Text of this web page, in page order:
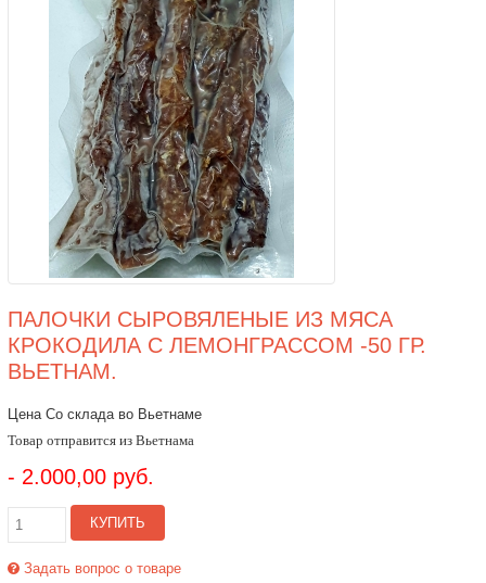
ПАЛОЧКИ СЫРОВЯЛЕНЫЕ ИЗ МЯСА
КРОКОДИЛА С ЛЕМОНГРАССОМ -50 ГР.
ВЬЕТНАМ.
Цена Со склада во Вьетнаме
Товар отправится из Вьетнама
- 2.000,00 руб.
КУПИТЬ
Задать вопрос о товаре